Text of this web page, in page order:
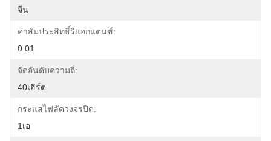
จีน
ค่าสัมประสิทธิ์รีแอกแตนซ์:
0.01
จัดอันดับความถี่:
40เฮิร์ต
กระแสไฟลัดวงจรปิด:
1เอ